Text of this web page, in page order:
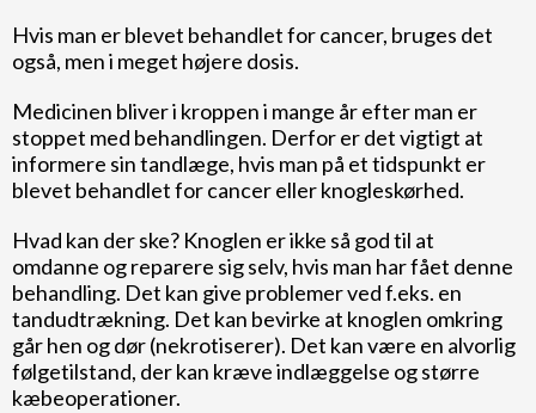
Hvis man er blevet behandlet for cancer, bruges det
også, men i meget højere dosis.
Medicinen bliver i kroppen i mange år efter man er
stoppet med behandlingen. Derfor er det vigtigt at
informere sin tandlæge, hvis man på et tidspunkt er
blevet behandlet for cancer eller knogleskørhed.
Hvad kan der ske? Knoglen er ikke så god til at
omdanne og reparere sig selv, hvis man har fået denne
behandling. Det kan give problemer ved f.eks. en
tandudtrækning. Det kan bevirke at knoglen omkring
går hen og dør (nekrotiserer). Det kan være en alvorlig
følgetilstand, der kan kræve indlæggelse og større
kæbeoperationer.